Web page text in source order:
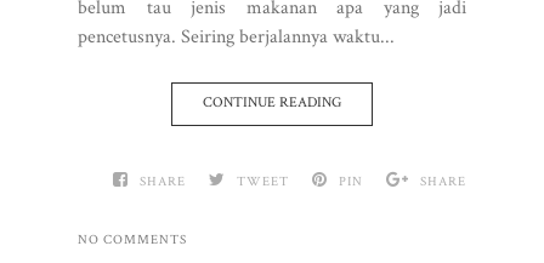
belum tau jenis makanan apa yang jadi
pencetusnya. Seiring berjalannya waktu...
CONTINUE READING
SHARE TWEET PIN SHARE
NO COMMENTS